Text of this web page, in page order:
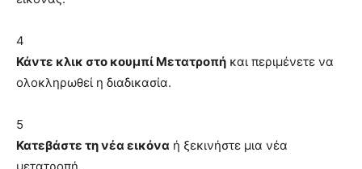
4
Κάντε κλικ στο κουμπί Μετατροπή και περιμένετε να
ολοκληρωθεί η διαδικασία.
5
Κατεβάστε τη νέα εικόνα ή ξεκινήστε μια νέα